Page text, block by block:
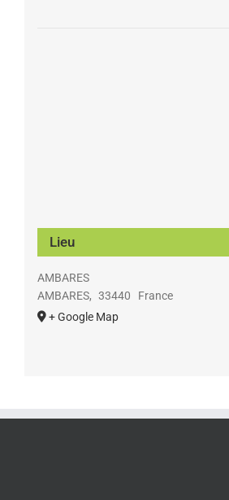
Lieu
AMBARES
AMBARES, 33440
France
+ Google Map